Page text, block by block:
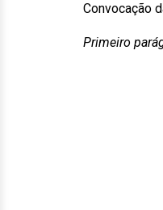
Convocação
Primeiro